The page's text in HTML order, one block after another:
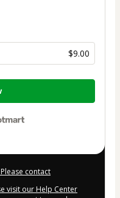
$9.00
contact
visit our Help Center